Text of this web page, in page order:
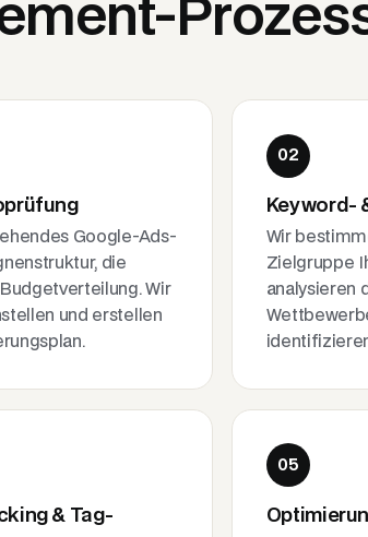
Google-Ads-
die
Wir
und erstellen
02
Keyword-
Wir
Zielgruppe
analysieren
& Tag-
05